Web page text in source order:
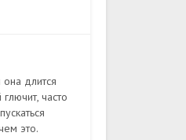
длится
часто
это.